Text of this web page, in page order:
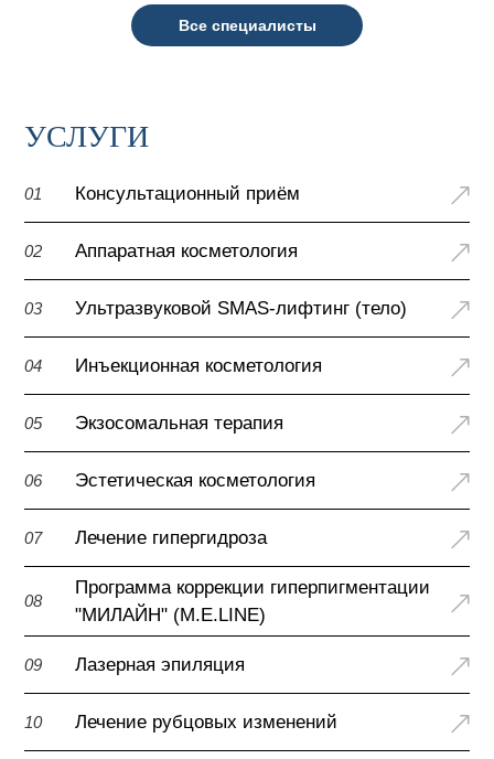
Все специалисты
УСЛУГИ
01 Консультационный приём
02 Аппаратная косметология
03 Ультразвуковой SMAS-лифтинг (тело)
04 Инъекционная косметология
05 Экзосомальная терапия
06 Эстетическая косметология
07 Лечение гипергидроза
08
Программа коррекции гиперпигментации
"МИЛАЙН" (M.E.LINE)
09 Лазерная эпиляция
10 Лечение рубцовых изменений